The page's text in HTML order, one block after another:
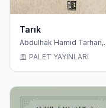
Tarık
Abdulhak Hamid Tarhan,
Süleyman Uzkuç
PALET YAYINLARI